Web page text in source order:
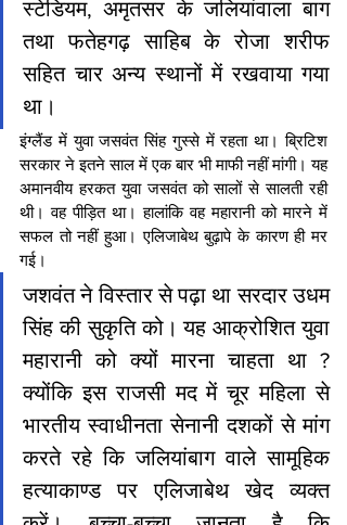
स्टेडियम, अमृतसर के जलियांवाला बाग
तथा फतेहगढ़ साहिब के रोजा शरीफ
सहित चार अन्य स्थानों में रखवाया गया
था।
इंग्लैंड में युवा जसवंत सिंह गुस्से में रहता था। ब्रिटिश
सरकार ने इतने साल में एक बार भी माफी नहीं मांगी। यह
अमानवीय हरकत युवा जसवंत को सालों से सालती रही
थी। वह पीड़ित था। हालांकि वह महारानी को मारने में
सफल तो नहीं हुआ। एलिजाबेथ बुढ़ापे के कारण ही मर
गई।
जशवंत ने विस्तार से पढ़ा था सरदार उधम
सिंह की सुकृति को। यह आक्रोशित युवा
महारानी को क्यों मारना चाहता था ?
क्योंकि इस राजसी मद में चूर महिला से
भारतीय स्वाधीनता सेनानी दशकों से मांग
करते रहे कि जलियांबाग वाले सामूहिक
हत्याकाण्ड पर एलिजाबेथ खेद व्यक्त